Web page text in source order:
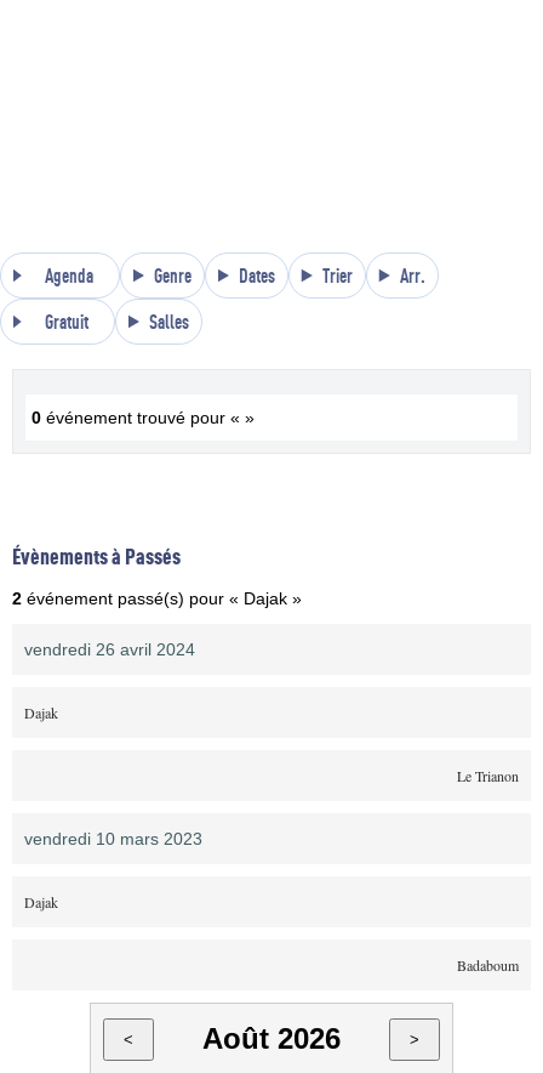
Agenda Genre Dates Trier Arr.
Gratuit Salles
0 événement trouvé pour « »
Évènements à Passés
2 événement passé(s) pour « Dajak »
vendredi 26 avril 2024
Dajak
Le Trianon
vendredi 10 mars 2023
Dajak
Badaboum
< Août 2026 >